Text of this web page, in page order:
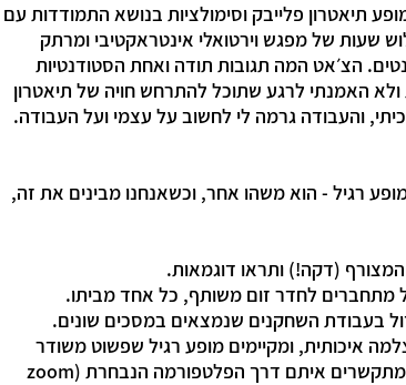
תיאטרון פלייבק וסימולציות בנושא התמודדות עם
שעות של מפגש וירטואלי אינטראקטיבי ומרתק
הצ׳אט המה תגובות תודה ואחת הסטודנטיות
האמנתי לרגע שתוכל להתרחש חויה של תיאטרון
והעבודה גרמה לי לחשוב על עצמי ועל העבודה.
רגיל - הוא משהו אחר, וכשאנחנו מבינים את זה,
המצורף (דקה!) ותראו דוגמאות.
לחדר זום משותף, כל אחד מביתו.
בעבודת השחקנים שנמצאים במסכים שונים.
איכותית, ומקיימים מופע רגיל שפשוט משודר
בלייב לצופים שנמצאים במשרדיהם או בבתיהם, ואנחנו מתקשרים איתם דרך הפלטפורמה הנבחרת (zoom